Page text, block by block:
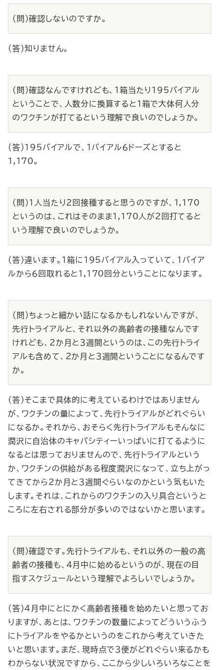
（問）確認しないのですか。
（答）知りません。
（問）確認なんですけれども、１箱当たり195バイアル
ということで、人数分に換算すると１箱で大体何人分
のワクチンが打てるという理解で良いのでしょうか。
（答）195バイアルで、１バイアル６ドーズとすると
1,170。
（問）１人当たり２回接種すると思うのですが、1,170
というのは、これはそのまま1,170人が２回打てると
いう理解で良いのでしょうか。
（答）違います。１箱に195バイアル入っていて、１バイア
ルから６回取れると1,170回分ということになります。
（問）ちょっと細かい話になるかもしれないんですが、
先行トライアルと、それ以外の高齢者の接種なんです
けれども、２か月と３週間というのは、この先行トライ
アルも含めて、２か月と３週間ということになるんです
か。
（答）そこまで具体的に考えているわけではありません
が、ワクチンの量によって、先行トライアルがどれぐらい
になるか。それから、おそらく先行トライアルもそんなに
潤沢に自治体のキャパシティーいっぱいに打てるように
なるとは思っておりませんので、先行トライアルという
か、ワクチンの供給がある程度潤沢になって、立ち上がっ
てきてから２か月と３週間ぐらいなのかという気もいた
します。それは、これからのワクチンの入り具合というと
ころに左右される部分が多いのではないかと思います。
（問）確認です。先行トライアルも、それ以外の一般の高
齢者の接種も、４月中に始めるというのが、現在の目
指すスケジュールという理解でよろしいでしょうか。
（答）４月中にとにかく高齢者接種を始めたいと思ってお
りますが、あとは、ワクチンの数量によってどういうふう
にトライアルをやるかというのをこれから考えていきた
いと思います。まだ、現時点で３便がどれぐらい来るかも
わからない状況ですから、ここから少しいろいろなことを